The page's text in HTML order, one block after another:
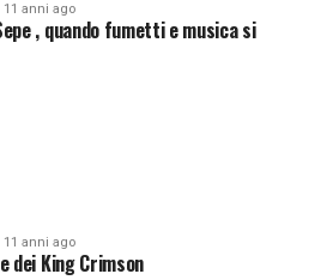
11 anni ago
, quando fumetti e musica si
11 anni ago
dei King Crimson